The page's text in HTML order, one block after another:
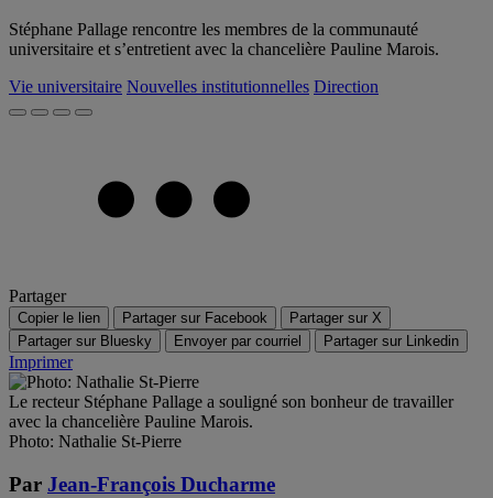
Stéphane Pallage rencontre les membres de la communauté
universitaire et s’entretient avec la chancelière Pauline Marois.
Vie universitaire Nouvelles institutionnelles Direction
Partager
Copier le lien Partager sur Facebook
Partager sur X
Partager sur Bluesky
Envoyer par courriel Partager sur Linkedin
Imprimer
Le recteur Stéphane Pallage a souligné son bonheur de travailler
avec la chancelière Pauline Marois.
Photo: Nathalie St-Pierre
Par Jean-François Ducharme